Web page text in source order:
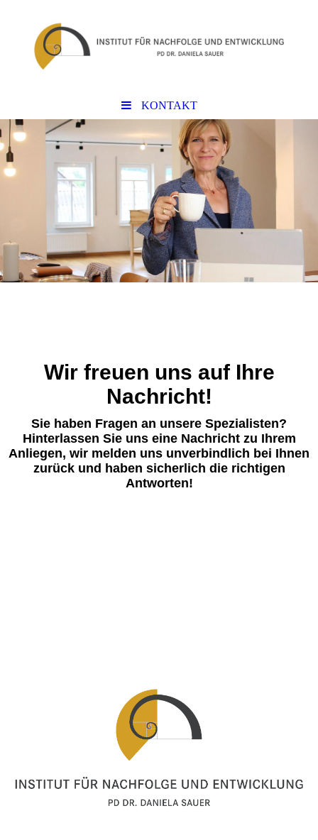
KONTAKT
Wir freuen uns auf Ihre
Nachricht!
Sie haben Fragen an unsere Spezialisten?
Hinterlassen Sie uns eine Nachricht zu Ihrem
Anliegen, wir melden uns unverbindlich bei Ihnen
zurück und haben sicherlich die richtigen
Antworten!